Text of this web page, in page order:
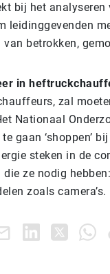
bij het
leidinggevenden
van betrokken,
in
zal
Nationaal
gaan ‘shoppen’
steken in de
die ze nodig
zoals camera’s.